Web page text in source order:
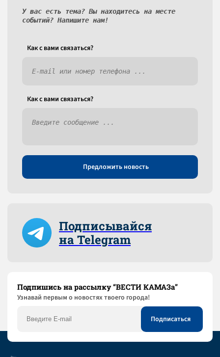
У вас есть тема? Вы находитесь на месте
событий? Напишите нам!
Как c вами связаться?
Как c вами связаться?
Предложить новость
Подписывайся
на Telegram
Подпишись на рассылку “ВЕСТИ КАМАЗа”
Узнaвай первым о новостях твоего города!